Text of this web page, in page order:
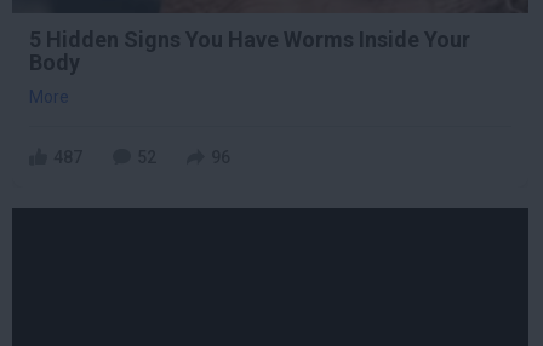
5 Hidden Signs You Have Worms Inside Your
Body
More